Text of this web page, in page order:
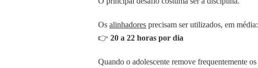
Os alinhadores precisam ser utilizados, em média:
👉 20 a 22 horas por dia
Quando o adolescente remove frequentemente os